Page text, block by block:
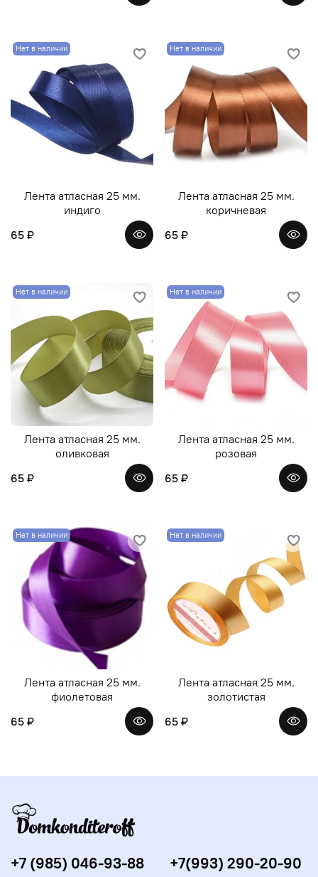
Нет в наличии
Лента атласная 25 мм.
индиго
65 ₽
Нет в наличии
Лента атласная 25 мм.
коричневая
65 ₽
Нет в наличии
Лента атласная 25 мм.
оливковая
65 ₽
Нет в наличии
Лента атласная 25 мм.
розовая
65 ₽
Нет в наличии
Лента атласная 25 мм.
фиолетовая
65 ₽
Нет в наличии
Лента атласная 25 мм.
золотистая
65 ₽
+7 (985) 046-93-88 +7(993) 290-20-90